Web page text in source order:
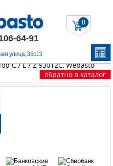
64-91
улица, 35с13
0
Top C/
Крышка насоса U
C / E / Z 93012С, Webasto
обратно в каталог